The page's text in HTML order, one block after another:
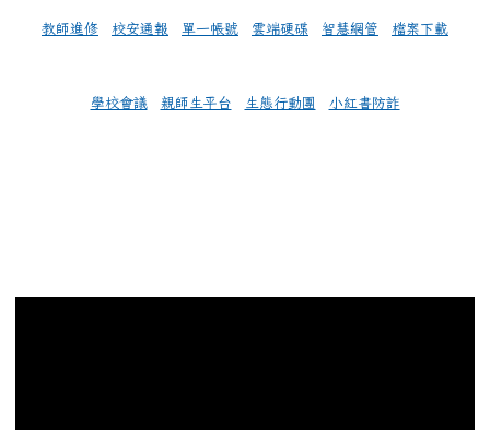
教師進修 校安通報 單一帳號 雲端硬碟 智慧網管 檔案下載
學校會議 親師生平台 生態行動團 小紅書防詐